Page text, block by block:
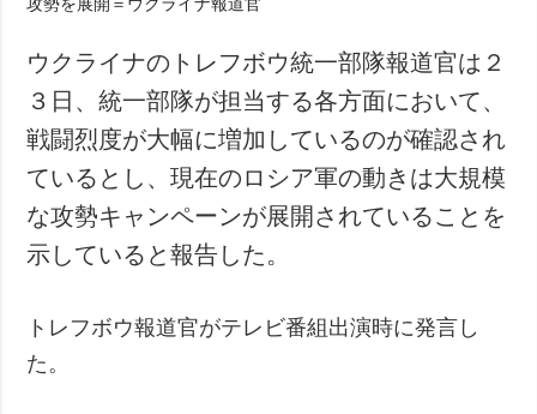
ウクライナのトレフボウ統一部隊報道官は２
３日、統一部隊が担当する各方面において、
戦闘烈度が大幅に増加しているのが確認され
ているとし、現在のロシア軍の動きは大規模
な攻勢キャンペーンが展開されていることを
示していると報告した。
トレフボウ報道官がテレビ番組出演時に発言し
た。